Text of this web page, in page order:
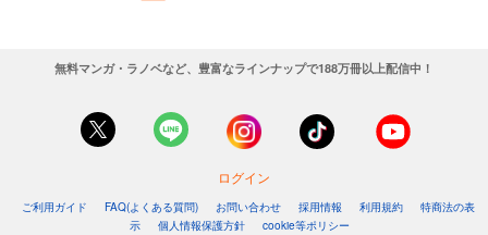
880 円 (税込)
カート
試し読み
あらすじを表示する
週刊東洋経済 2025/8/23号
880 円 (税込)
無料マンガ・ラノベなど、豊富なラインナップで188万冊以上配信中！
ログイン
ご利用ガイド FAQ(よくある質問) お問い合わせ 採用情報 利用規約
特商法の表
示
個人情報保護方針
cookie等ポリシー